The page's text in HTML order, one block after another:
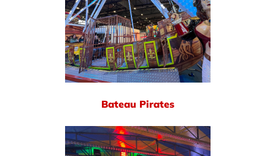
Bateau Pirates